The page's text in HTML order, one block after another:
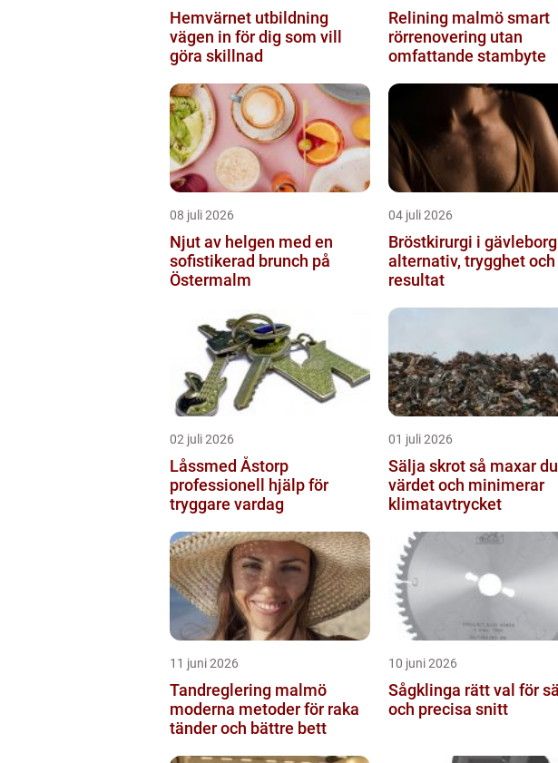
Hemvärnet utbildning
vägen in för dig som vill
göra skillnad
Relining malmö smart
rörrenovering utan
omfattande stambyte
08 juli 2026
Njut av helgen med en
sofistikerad brunch på
Östermalm
04 juli 2026
Bröstkirurgi i gävleborg
alternativ, trygghet och
resultat
02 juli 2026
Låssmed Åstorp
professionell hjälp för
tryggare vardag
01 juli 2026
Sälja skrot så maxar du
värdet och minimerar
klimatavtrycket
11 juni 2026
Tandreglering malmö
moderna metoder för raka
tänder och bättre bett
10 juni 2026
Sågklinga rätt val för säkra
och precisa snitt